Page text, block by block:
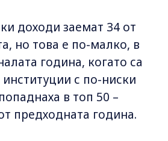
доходи заемат 34 от
но това е по-малко, в
година, когато са
с по-ниски
в топ 50 –
предходната година.